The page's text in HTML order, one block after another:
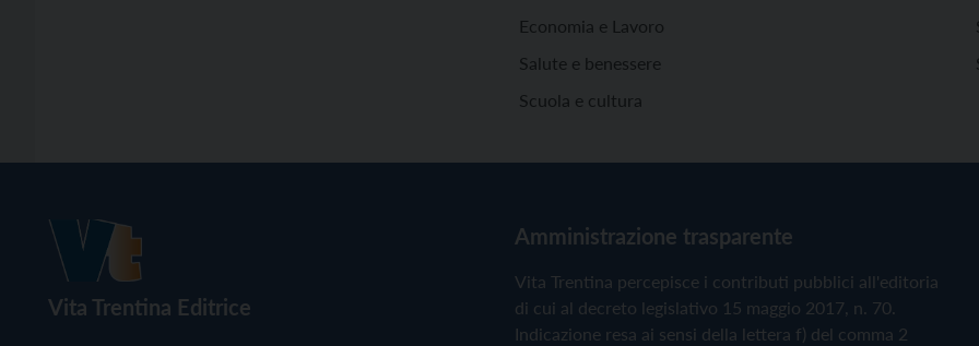
Economia e Lavoro
Salute e benessere
Scuola e cultura
Vita Trentina Editrice
Amministrazione trasparente
Vita Trentina percepisce i contributi pubblici all'editoria
di cui al decreto legislativo 15 maggio 2017, n. 70.
Indicazione resa ai sensi della lettera f) del comma 2